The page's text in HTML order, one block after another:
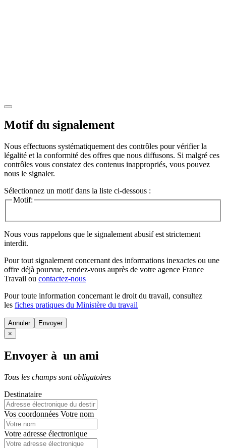
Motif du signalement
Nous effectuons systématiquement des contrôles pour vérifier la
légalité et la conformité des offres que nous diffusons. Si malgré ces
contrôles vous constatez des contenus inappropriés, vous pouvez
nous le signaler.
Sélectionnez un motif dans la liste ci-dessous :
Motif:
Nous vous rappelons que le signalement abusif est strictement
interdit.
Pour tout signalement concernant des informations inexactes ou une
offre déjà pourvue, rendez-vous auprès de votre agence France
Travail ou contactez-nous
Pour toute information concernant le droit du travail, consultez
les fiches pratiques du Ministère du travail
Annuler
×
Envoyer à un ami
Tous les champs sont obligatoires
Destinataire
Vos coordonnées Votre nom
Votre adresse électronique